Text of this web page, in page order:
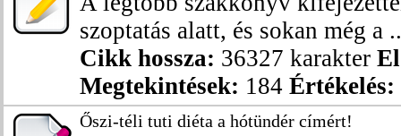
szoptatás alatt, és sokan még a
Cikk hossza: 36327 karakter
Megtekintések: 184 Értékelés:
Őszi-téli tuti diéta a hótündér címért!